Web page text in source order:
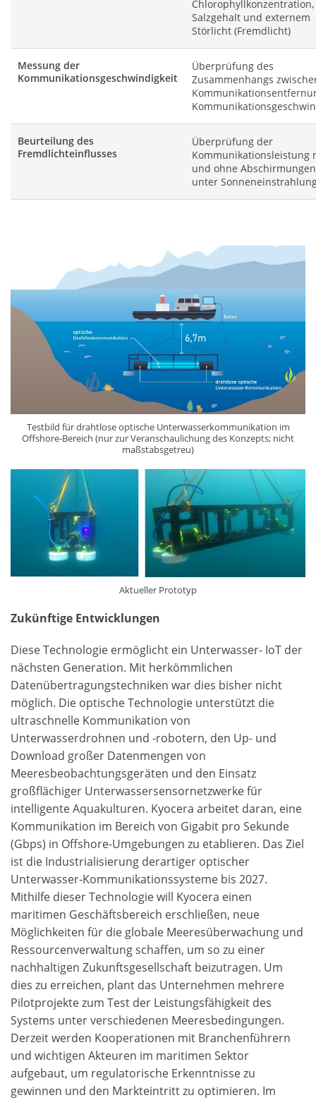
Chlorophyllkonzentration,
Salzgehalt und externem
Störlicht (Fremdlicht)
Messung der
Kommunikationsgeschwindigkeit
Überprüfung des
Zusammenhangs
Beurteilung des
Fremdlichteinflusses
Überprüfung der
Kommunikationsleistung
und ohne
unter
Testbild für drahtlose optische Unterwasserkommunikation im
Offshore-Bereich (nur zur Veranschaulichung des Konzepts; nicht
maßstabsgetreu)
Aktueller Prototyp
Zukünftige Entwicklungen
Diese Technologie ermöglicht ein Unterwasser- IoT der
nächsten Generation. Mit herkömmlichen
Datenübertragungstechniken war dies bisher nicht
möglich. Die optische Technologie unterstützt die
ultraschnelle Kommunikation von
Unterwasserdrohnen und -robotern, den Up- und
Download großer Datenmengen von
Meeresbeobachtungsgeräten und den Einsatz
großflächiger Unterwassersensornetzwerke für
intelligente Aquakulturen. Kyocera arbeitet daran, eine
Kommunikation im Bereich von Gigabit pro Sekunde
(Gbps) in Offshore-Umgebungen zu etablieren. Das Ziel
ist die Industrialisierung derartiger optischer
Unterwasser-Kommunikationssysteme bis 2027.
Mithilfe dieser Technologie will Kyocera einen
maritimen Geschäftsbereich erschließen, neue
Möglichkeiten für die globale Meeresüberwachung und
Ressourcenverwaltung schaffen, um so zu einer
nachhaltigen Zukunftsgesellschaft beizutragen. Um
dies zu erreichen, plant das Unternehmen mehrere
Pilotprojekte zum Test der Leistungsfähigkeit des
Systems unter verschiedenen Meeresbedingungen.
Derzeit werden Kooperationen mit Branchenführern
und wichtigen Akteuren im maritimen Sektor
aufgebaut, um regulatorische Erkenntnisse zu
gewinnen und den Markteintritt zu optimieren. Im